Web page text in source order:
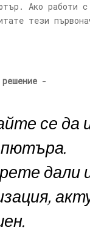
Ако работи
тези
-
се да
дали